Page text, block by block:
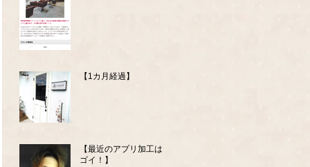
【1カ月経過】
【最近のアプリ加工はス
ゴイ！】